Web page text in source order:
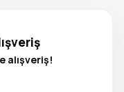
alışveriş!